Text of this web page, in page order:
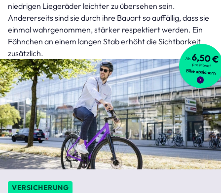
niedrigen Liegeräder leichter zu übersehen sein.
Andererseits sind sie durch ihre Bauart so auffällig, dass sie
einmal wahrgenommen, stärker respektiert werden. Ein
Fähnchen an einem langen Stab erhöht die Sichtbarkeit
zusätzlich.
VERSICHERUNG